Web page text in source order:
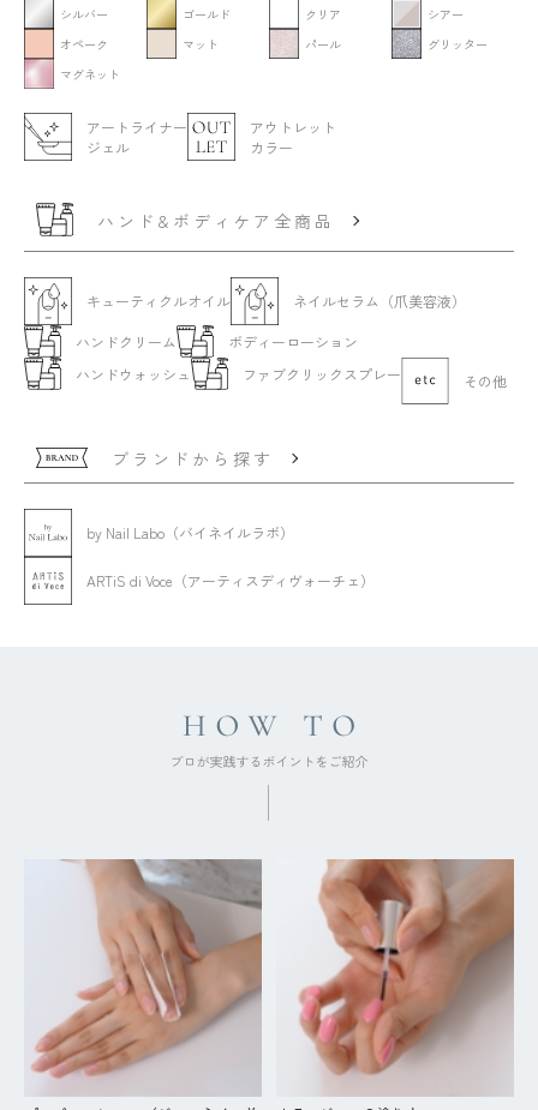
シルバー
ゴールド クリア
シアー
オペーク
マット パール
グリッター
マグネット
アートライナー
ジェル
アウトレット
カラー
ハンド&ボディケア全商品
キューティクルオイル
ネイルセラム（爪美容液）
ハンドクリーム
ボディーローション
ハンドウォッシュ
ファブクリックスプレー その他
ブランドから探す
by Nail Labo（バイネイルラボ）
ARTiS di Voce（アーティスディヴォーチェ）